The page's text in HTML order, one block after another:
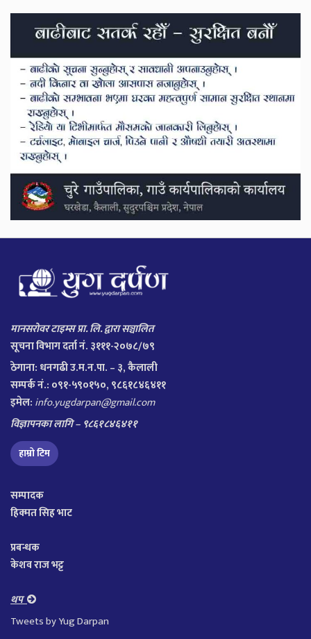
मानसरोवर टाइम्स प्रा. लि. द्वारा सञ्चालित
सूचना विभाग दर्ता नं. ३१११-२०७८/७९
ठेगाना: धनगढी उ.म.न.पा. – ३, कैलाली
सम्पर्क नं.: ०९१-५९०१५०, ९८६१८४६४११
इमेल: info.yugdarpan@gmail.com
विज्ञापनका लागि – ९८६१८४६४११
हाम्रो टिम
सम्पादक
हिक्मत सिह भाट
प्रबन्धक
केशव राज भट्ट
थप
Tweets by Yug Darpan